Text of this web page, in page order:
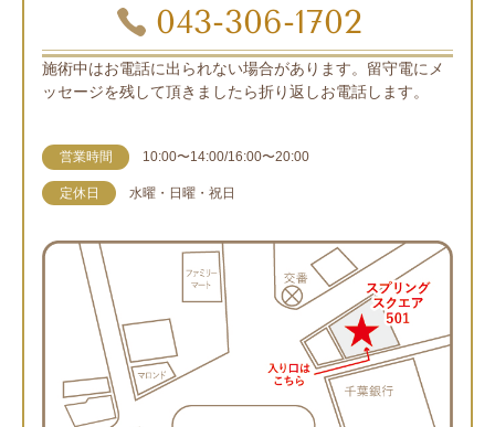
043-306-1702
施術中はお電話に出られない場合があります。留守電にメ
ッセージを残して頂きましたら折り返しお電話します。
営業時間 10:00〜14:00/16:00〜20:00
定休日 水曜・日曜・祝日